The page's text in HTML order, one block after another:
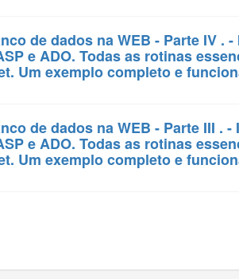
de dados na WEB - Parte IV . -
e ADO. Todas as rotinas
Um exemplo completo e
de dados na WEB - Parte III . -
e ADO. Todas as rotinas
Um exemplo completo e